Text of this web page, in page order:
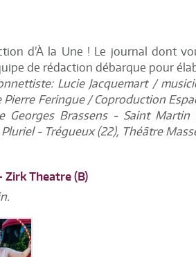
d’À la Une ! Le journal dont
de rédaction débarque pour
Lucie Jacquemart /
Pierre Feringue / Coproduction
Georges Brassens - Saint
- Trégueux (22), Théâtre
Zirk Theatre (B)